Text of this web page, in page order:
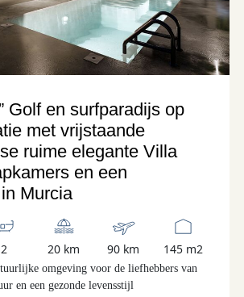
Golf en surfparadijs op
met vrijstaande
ruime elegante Villa
en een
Murcia
2 20 km 90 km 145 m2
omgeving voor de liefhebbers van
en een gezonde levensstijl